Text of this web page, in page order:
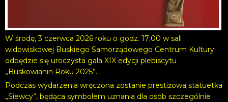
W środę, 3 czerwca 2026 roku o godz. 17:00 w sali
widowiskowej Buskiego Samorządowego Centrum Kultury
odbędzie się uroczysta gala XIX edycji plebiscytu
„Buskowianin Roku 2025”.
Podczas wydarzenia wręczona zostanie prestiżowa statuetka
„Siewcy”, będąca symbolem uznania dla osób szczególnie